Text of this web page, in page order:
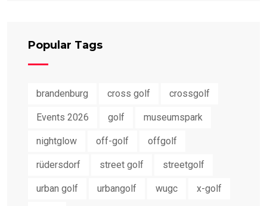
Popular Tags
brandenburg cross golf crossgolf
Events 2026 golf museumspark
nightglow off-golf offgolf
rüdersdorf street golf streetgolf
urban golf urbangolf wugc x-golf